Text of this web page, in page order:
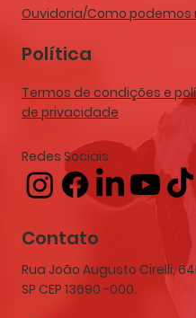
Ouvidoria/Como podemos
Política
Termos de condições e
de privacidade
Redes Sociais
Contato
Rua João Augusto Cirelli,
SP CEP 13690 -000.